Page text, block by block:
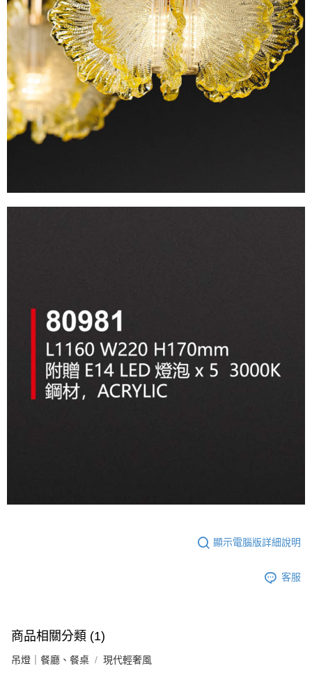
５．嚴禁一人註冊多個帳號或使用他人資訊註冊。若發現惡意使用之情形，
恩沛科技股份有限公司將有權停止該用戶之使用額度並採取法律行動。
顯示電腦版詳細說明
客服
商品相關分類 (1)
吊燈｜餐廳、餐桌 現代輕奢風